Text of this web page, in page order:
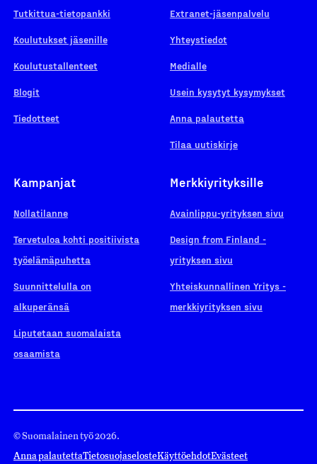
Tutkittua-tietopankki
Koulutukset jäsenille
Koulutustallenteet
Blogit
Tiedotteet
Extranet-jäsenpalvelu
Yhteystiedot
Medialle
Usein kysytyt kysymykset
Anna palautetta
Tilaa uutiskirje
Kampanjat
Nollatilanne
Tervetuloa kohti positiivista
työelämäpuhetta
Suunnittelulla on
alkuperänsä
Liputetaan suomalaista
osaamista
Merkkiyrityksille
Avainlippu-yrityksen sivu
Design from Finland -
yrityksen sivu
Yhteiskunnallinen Yritys -
merkkiyrityksen sivu
© Suomalainen työ 2026.
Anna palautettaTietosuojaselosteKäyttöehdotEvästeet